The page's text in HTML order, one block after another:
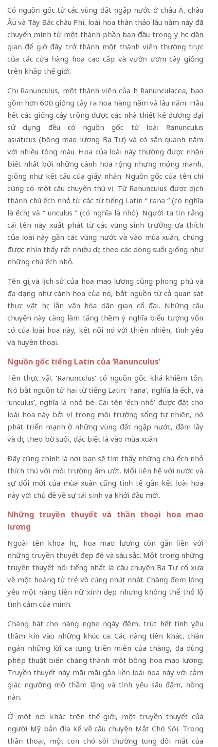
Có nguồn gốc từ các vùng đất ngập nước ở châu Á, châu
Âu và Tây Bắc châu Phi, loài hoa thân thảo lâu năm này đã
chuyển mình từ một thành phần ban đầu trong y học dân
gian để giờ đây trở thành một thành viên thường trực
của các cửa hàng hoa cao cấp và vườn ươm cây giống
trên khắp thế giới.
Chi Ranunculus, một thành viên của họ Ranunculacea, bao
gồm hơn 600 giống cây ra hoa hàng năm và lâu năm. Hầu
hết các giống cây trồng được các nhà thiết kế đương đại
sử dụng đều có nguồn gốc từ loài Ranunculus
asiaticus (bông mao lương Ba Tư) và có sẵn quanh năm
với nhiều tông màu. Hoa của loài này thường được nhận
biết nhất bởi những cánh hoa rộng nhưng mỏng manh,
giống như kết cấu của giấy nhăn. Nguồn gốc của tên chi
cũng có một câu chuyện thú vị. Từ Ranunculus được dịch
thành chú ếch nhỏ từ các từ tiếng Latin “ rana ” (có nghĩa
là ếch) và “ unculus ” (có nghĩa là nhỏ). Người ta tin rằng
cái tên này xuất phát từ các vùng sinh trưởng ưa thích
của loài này gần các vùng nước và vào mùa xuân, chúng
được nhìn thấy rất nhiều dọc theo các dòng suối giống như
những chú ếch nhỏ.
Tên gọi và lịch sử của hoa mao lương cũng phong phú và
đa dạng như cánh hoa của nó, bắt nguồn từ cả quan sát
thực vật học lẫn văn hóa dân gian cổ đại. Những câu
chuyện này càng làm tăng thêm ý nghĩa biểu tượng vốn
có của loài hoa này, kết nối nó với thiên nhiên, tình yêu
và huyền thoại.
Nguồn gốc tiếng Latin của ‘Ranunculus’
Tên thực vật ‘Ranunculus’ có nguồn gốc khá khiêm tốn.
Nó bắt nguồn từ hai từ tiếng Latin: ‘rana’, nghĩa là ếch, và
‘unculus’, nghĩa là nhỏ bé. Cái tên ‘ếch nhỏ’ được đặt cho
loài hoa này bởi vì trong môi trường sống tự nhiên, nó
phát triển mạnh ở những vùng đất ngập nước, đầm lầy
và dọc theo bờ suối, đặc biệt là vào mùa xuân.
Đây cũng chính là nơi bạn sẽ tìm thấy những chú ếch nhỏ
thích thú với môi trường ẩm ướt. Mối liên hệ với nước và
sự đổi mới của mùa xuân cũng tinh tế gắn kết loài hoa
này với chủ đề về sự tái sinh và khởi đầu mới.
Những truyền thuyết và thần thoại hoa mao
lương
Ngoài tên khoa học, hoa mao lương còn gắn liền với
những truyền thuyết đẹp đẽ và sâu sắc. Một trong những
truyền thuyết nổi tiếng nhất là câu chuyện Ba Tư cổ xưa
về một hoàng tử trẻ vô cùng nhút nhát. Chàng đem lòng
yêu một nàng tiên nữ xinh đẹp nhưng không thể thổ lộ
tình cảm của mình.
Chàng hát cho nàng nghe ngày đêm, trút hết tình yêu
thầm kín vào những khúc ca. Các nàng tiên khác, chán
ngán những lời ca tụng triền miên của chàng, đã dùng
phép thuật biến chàng thành một bông hoa mao lương.
Truyền thuyết này mãi mãi gắn liền loài hoa này với cảm
giác ngưỡng mộ thầm lặng và tình yêu sâu đậm, nồng
nàn.
Ở một nơi khác trên thế giới, một truyền thuyết của
người Mỹ bản địa kể về câu chuyện Mắt Chó Sói. Trong
thần thoại, một con chó sói thường tung đôi mắt của